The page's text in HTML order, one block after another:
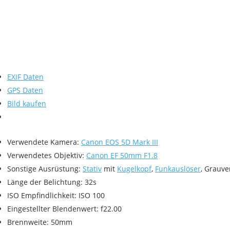
EXIF Daten
GPS Daten
Bild kaufen
Verwendete Kamera: Canon EOS 5D Mark III
Verwendetes Objektiv: Canon EF 50mm F1.8
Sonstige Ausrüstung: Stativ mit Kugelkopf, Funkauslöser,
Länge der Belichtung: 32s
ISO Empfindlichkeit: ISO 100
Eingestellter Blendenwert: f22.00
Brennweite: 50mm